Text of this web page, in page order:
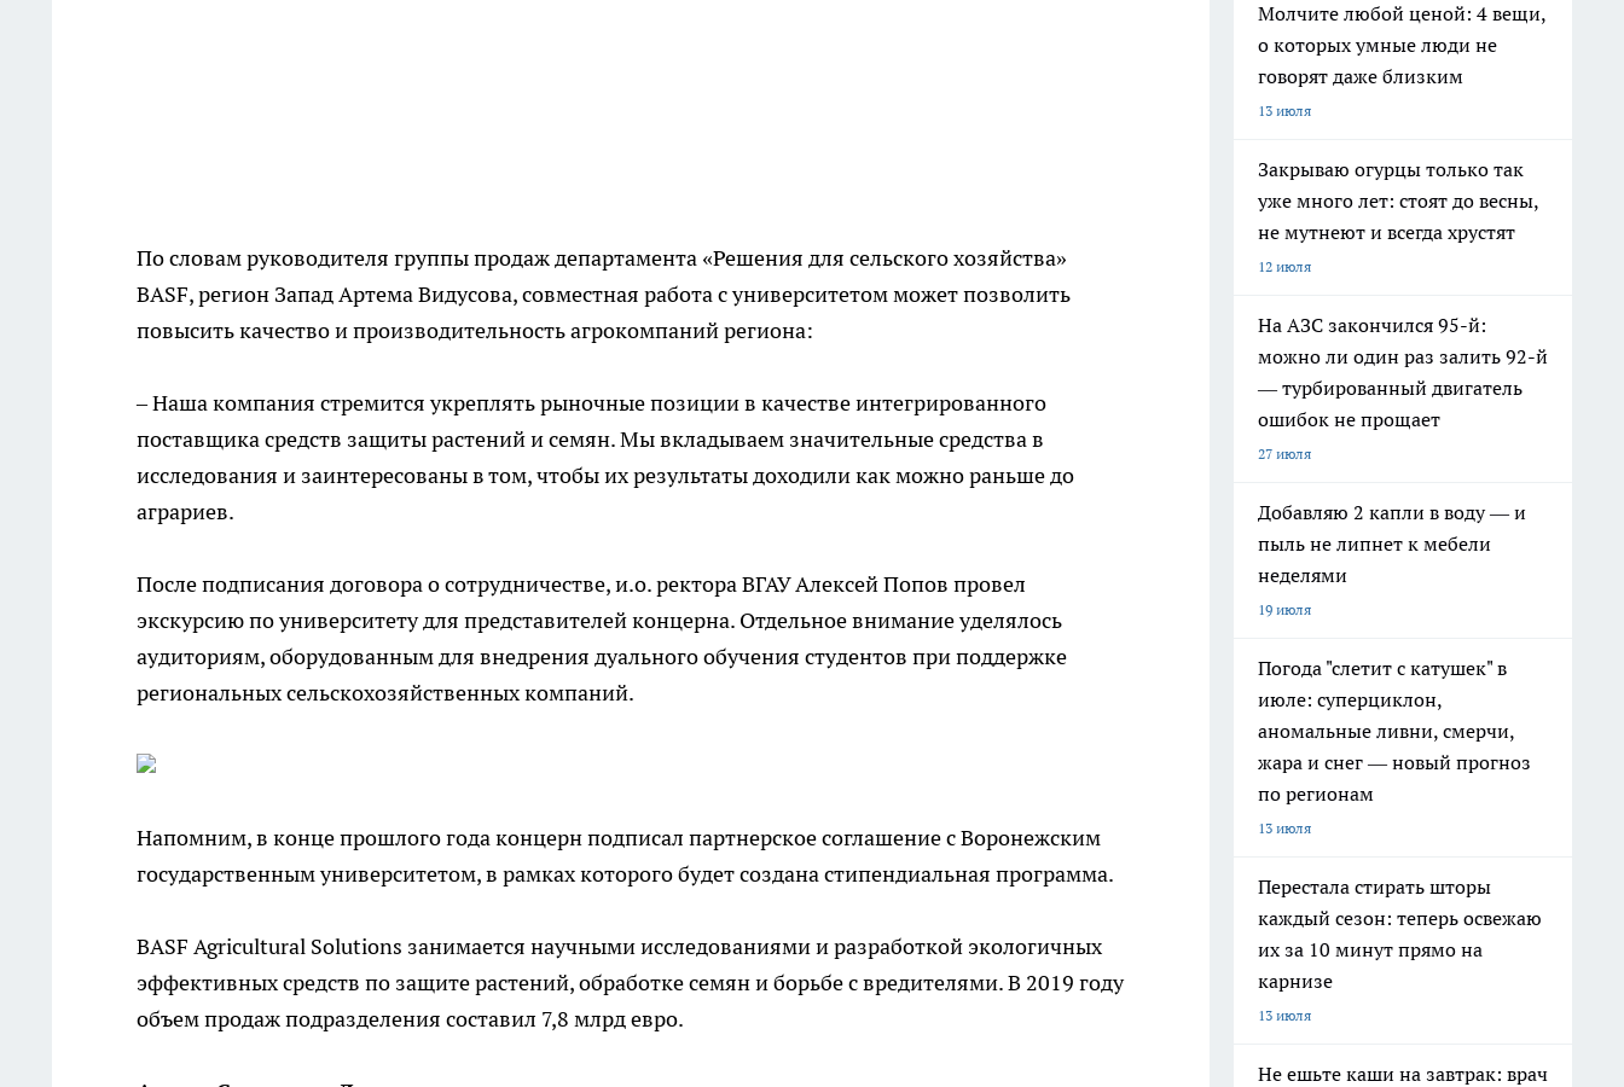
По словам руководителя группы продаж департамента «Решения для сельского хозяйства»
BASF, регион Запад АртемаВидусова, совместная работа с университетом может позволить
повысить качество и производительностьагрокомпанийрегиона:
– Наша компания стремится укреплять рыночные позиции в качестве интегрированного
поставщика средств защиты растений и семян. Мы вкладываем значительные средства в
исследования и заинтересованы в том, чтобы их результаты доходили как можно раньше до
аграриев.
После подписания договора о сотрудничестве,и.о. ректора ВГАУ АлексейПопов провел
экскурсию по университету для представителей концерна. Отдельное внимание уделялось
аудиториям, оборудованным для внедрения дуального обучения студентов при поддержке
региональных сельскохозяйственных компаний.
Напомним, в конце прошлого года концерн подписал партнерское соглашение с Воронежским
государственным университетом, в рамках которого будет создана стипендиальная программа.
BASF Agricultural Solutions занимается научными исследованиями и разработкой экологичных
эффективных средств по защите растений, обработке семян и борьбе с вредителями. В 2019 году
объем продаж подразделения составил 7,8 млрд евро.
Молчите любой ценой: 4 вещи,
о которых умные люди не
говорят даже близким
13 июля
Закрываю огурцы только так
уже много лет: стоят до весны,
не мутнеют и всегда хрустят
12 июля
На АЗС закончился 95-й:
можно ли один раз залить 92-й
— турбированный двигатель
ошибок не прощает
27 июля
Добавляю 2 капли в воду — и
пыль не липнет к мебели
неделями
19 июля
Погода "слетит с катушек" в
июле: суперциклон,
аномальные ливни, смерчи,
жара и снег — новый прогноз
по регионам
13 июля
Перестала стирать шторы
каждый сезон: теперь освежаю
их за 10 минут прямо на
карнизе
13 июля
Не ешьте каши на завтрак: врач